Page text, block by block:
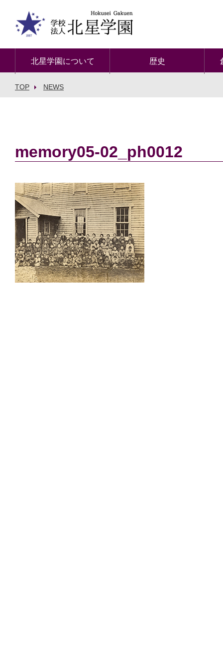
北星学園について 歴史
TOP NEWS
memory05-02_ph0012